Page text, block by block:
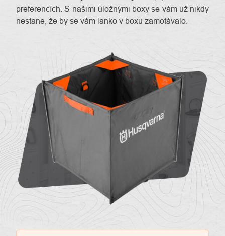
preferencích. S našimi úložnými boxy se vám už nikdy
nestane, že by se vám lanko v boxu zamotávalo.